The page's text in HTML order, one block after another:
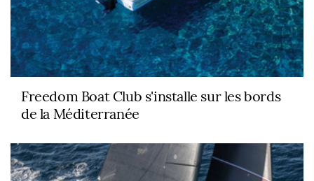
Freedom Boat Club s'installe sur les bords
de la Méditerranée